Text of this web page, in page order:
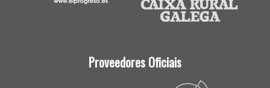
Proveedores Oficiais